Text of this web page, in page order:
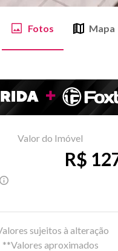
Fotos Mapa
Valor do Imóvel
R$
sujeitos à alteração
**Valores aproximados